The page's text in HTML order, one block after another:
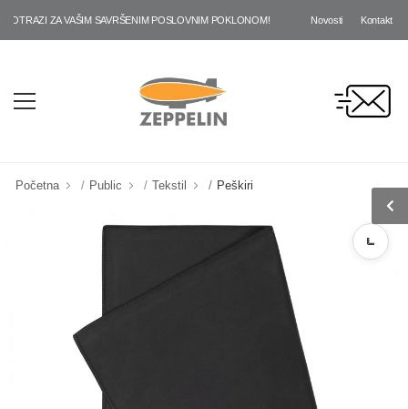
ZA VAŠIM SAVRŠENIM POSLOVNIM POKLONOM! Novosti Kontakt
Početna Public Tekstil Peškiri